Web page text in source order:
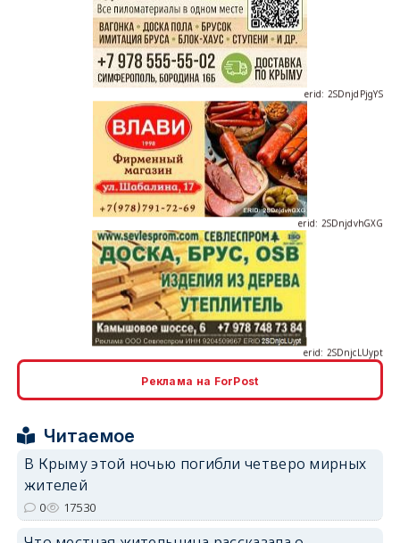
erid: 2SDnjdvhGXG
Реклама на ForPost
Читаемое
В Крыму этой ночью погибли четверо мирных
жителей
0 17530